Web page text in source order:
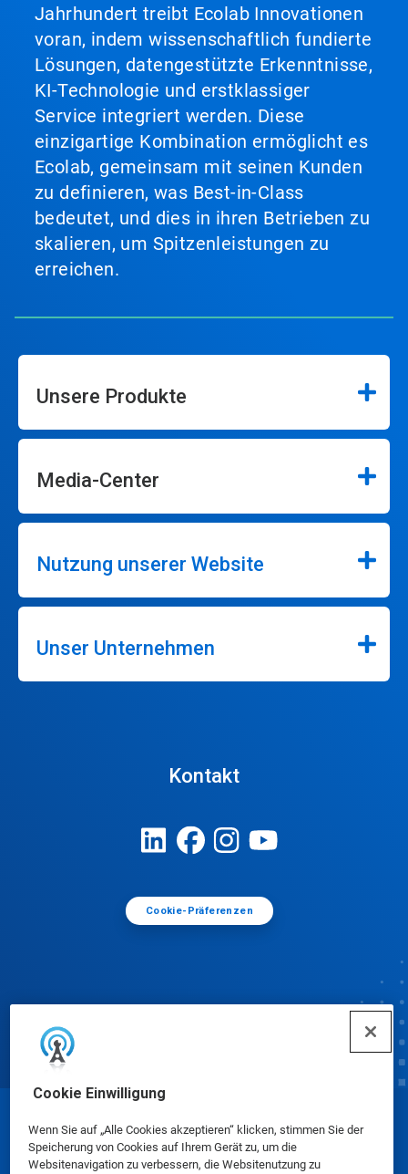
Cookie Einwilligung
Wenn Sie auf „Alle Cookies akzeptieren“ klicken, stimmen Sie der
Speicherung von Cookies auf Ihrem Gerät zu, um die
Websitenavigation zu verbessern, die Websitenutzung zu
Jahrhundert treibt Ecolab Innovationen
voran, indem wissenschaftlich fundierte
Lösungen, datengestützte Erkenntnisse,
KI-Technologie und erstklassiger
Service integriert werden. Diese
einzigartige Kombination ermöglicht es
Ecolab, gemeinsam mit seinen Kunden
zu definieren, was Best-in-Class
bedeutet, und dies in ihren Betrieben zu
skalieren, um Spitzenleistungen zu
erreichen.
Unsere Produkte
Media-Center
Nutzung unserer Website
Unser Unternehmen
Kontakt
Cookie-Präferenzen
© Ecolab Inc. 2025